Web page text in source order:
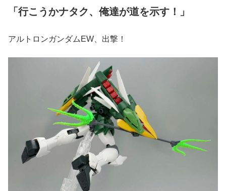
「行こうかナタク、俺達が道を示す！」
アルトロンガンダムEW、出撃！